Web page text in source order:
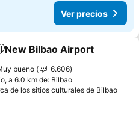
Ver precios
a favoritos
New Bilbao Airport
bueno
6.606
a 6.0 km de: Bilbao
de los sitios culturales de BilbaoVer